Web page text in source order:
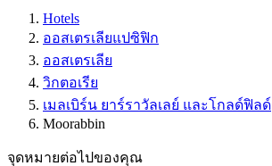
Hotels
ออสเตรเลียแปซิฟิก
ออสเตรเลีย
วิกตอเรีย
เมลเบิร์น ยาร์ราวัลเลย์ และโกลด์ฟิลด์
Moorabbin
จุดหมายต่อไปของคุณ